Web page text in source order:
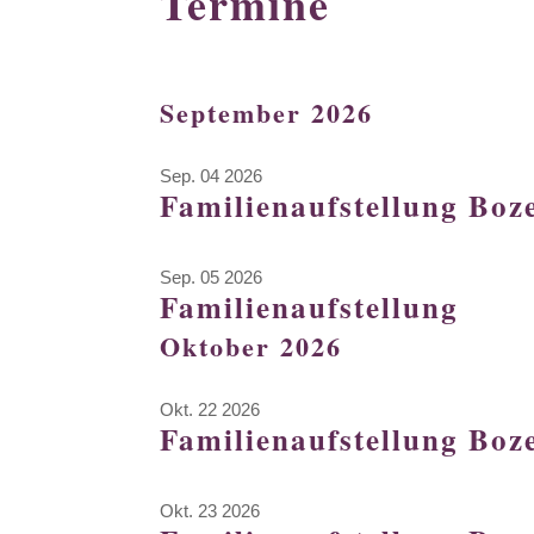
September 2026
Sep. 04 2026
Familienaufstellung
Sep. 05 2026
Familienaufstellung
Oktober 2026
Okt. 22 2026
Familienaufstellung
Okt. 23 2026